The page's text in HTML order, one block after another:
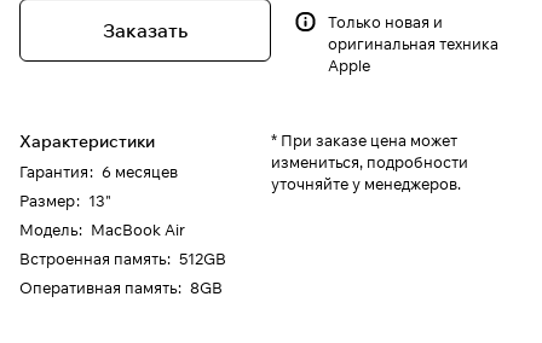
Заказать
Характеристики
Гарантия: 6 месяцев
Размер: 13"
Модель: MacBook Air
Встроенная память: 512GB
Оперативная память: 8GB
Только новая и
оригинальная техника
Apple
* При заказе цена может
измениться, подробности
уточняйте у менеджеров.